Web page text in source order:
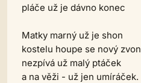
pláče už je dávno konec
Matky marný už je shon
kostelu houpe se nový zvon
nezpívá už malý ptáček
a na věži - už jen umíráček.